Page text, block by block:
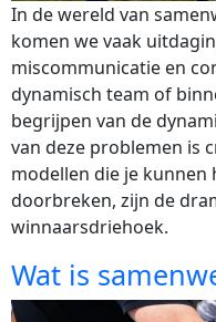
In de wereld van
komen we vaak
miscommunicatie en
dynamisch team of
begrijpen van de
van deze problemen is
modellen die je kunnen
doorbreken, zijn de
winnaarsdriehoek.
Wat is